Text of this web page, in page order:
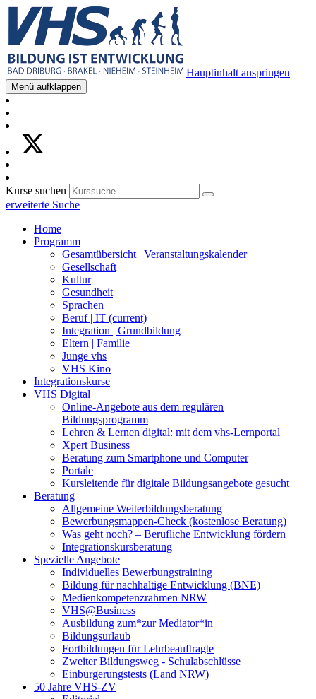
Hauptinhalt anspringen
Menü aufklappen
Kurse suchen
erweiterte Suche
Home
Programm
Gesamtübersicht | Veranstaltungskalender
Gesellschaft
Kultur
Gesundheit
Sprachen
Beruf | IT (current)
Integration | Grundbildung
Eltern | Familie
Junge vhs
VHS Kino
Integrationskurse
VHS Digital
Online-Angebote aus dem regulären
Bildungsprogramm
Lehren & Lernen digital: mit dem vhs-Lernportal
Xpert Business
Beratung zum Smartphone und Computer
Portale
Kursleitende für digitale Bildungsangebote gesucht
Beratung
Allgemeine Weiterbildungsberatung
Bewerbungsmappen-Check (kostenlose Beratung)
Was geht noch? – Berufliche Entwicklung fördern
Integrationskursberatung
Spezielle Angebote
Individuelles Bewerbungstraining
Bildung für nachhaltige Entwicklung (BNE)
Medienkompetenzrahmen NRW
VHS@Business
Ausbildung zum*zur Mediator*in
Bildungsurlaub
Fortbildungen für Lehrbeauftragte
Zweiter Bildungsweg - Schulabschlüsse
Einbürgerungstests (Land NRW)
50 Jahre VHS-ZV